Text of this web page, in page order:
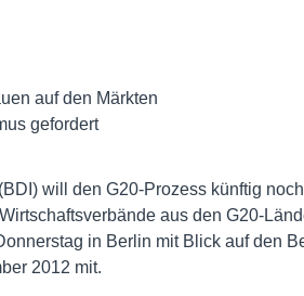
will den G20-Prozess künftig
aus den G20-
in Berlin mit Blick auf den
2012 mit.